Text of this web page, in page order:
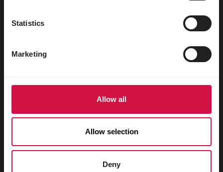
Statistics
Marketing
Allow all
Allow selection
Deny
Gatos
Cerdos mascotas